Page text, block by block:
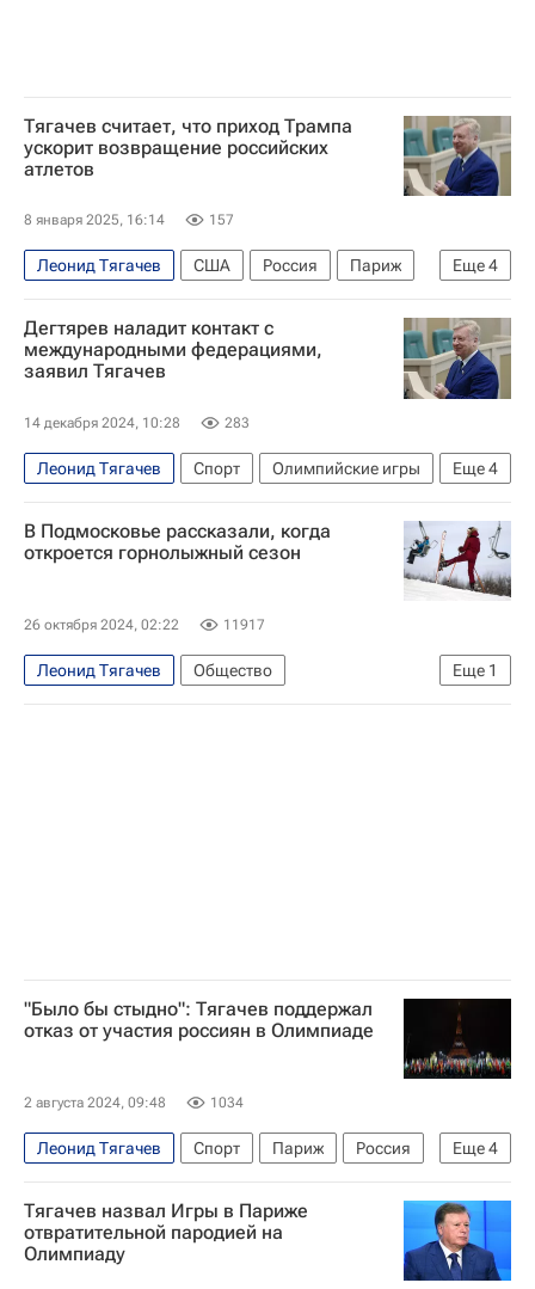
Тягачев считает, что приход Трампа
ускорит возвращение российских
атлетов
8 января 2025, 16:14 157
Еще4
Леонид Тягачев США Россия
Париж
Дональд Трамп
Михаил Дегтярев
Международный олимпийский комитет (МОК)
Олимпийский комитет России (ОКР)
Дегтярев наладит контакт с
международными федерациями,
заявил Тягачев
14 декабря 2024, 10:28 283
Еще4
Леонид Тягачев Спорт
Олимпийские игры
Россия
Москва
Михаил Дегтярев
Олимпийский комитет России (ОКР)
В Подмосковье рассказали, когда
откроется горнолыжный сезон
26 октября 2024, 02:22 11917
Еще 1
Леонид Тягачев
Общество
Московская область (Подмосковье)
"Было бы стыдно": Тягачев поддержал
отказ от участия россиян в Олимпиаде
2 августа 2024, 09:48 1034
Еще4
Леонид Тягачев Спорт Париж
Россия
Южная Корея
Международный олимпийский комитет (МОК)
Олимпийский комитет России (ОКР)
Тягачев назвал Игры в Париже
отвратительной пародией на
Олимпиаду